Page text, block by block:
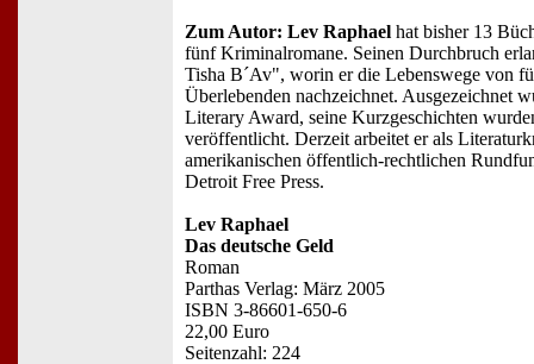
Zum Autor: Lev Raphael hat bisher 13
fünf Kriminalromane. Seinen Durchbruch
Tisha B´Av", worin er die Lebenswege von
Überlebenden nachzeichnet. Ausgezeichnet
Literary Award, seine Kurzgeschichten
veröffentlicht. Derzeit arbeitet er als
amerikanischen öffentlich-rechtlichen
Detroit Free Press.
Lev Raphael
Das deutsche Geld
Roman
Parthas Verlag: März 2005
ISBN 3-86601-650-6
22,00 Euro
Seitenzahl: 224